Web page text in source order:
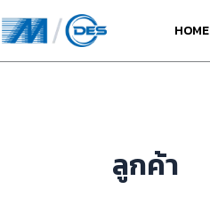
Skip
to
content
HOME
ลูกค้า